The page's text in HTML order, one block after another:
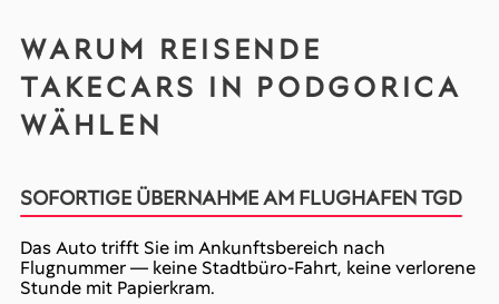
WARUM REISENDE
TAKECARS IN PODGORICA
WÄHLEN
SOFORTIGE ÜBERNAHME AM FLUGHAFEN TGD
Das Auto trifft Sie im Ankunftsbereich nach
Flugnummer — keine Stadtbüro-Fahrt, keine verlorene
Stunde mit Papierkram.